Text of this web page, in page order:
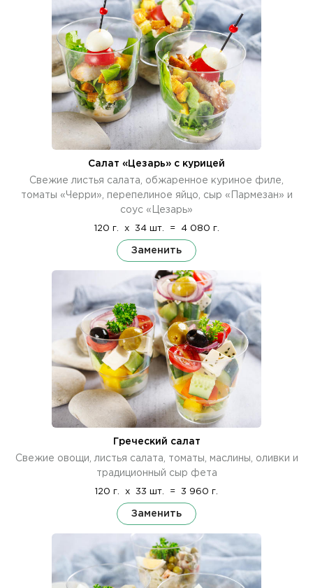
Салат «Цезарь» с курицей
Свежие листья салата, обжаренное куриное филе,
томаты «Черри», перепелиное яйцо, сыр «Пармезан» и
соус «Цезарь»
120 г. x 34 шт. = 4 080 г.
Заменить
Греческий салат
Свежие овощи, листья салата, томаты, маслины, оливки и
традиционный сыр фета
120 г. x 33 шт. = 3 960 г.
Заменить